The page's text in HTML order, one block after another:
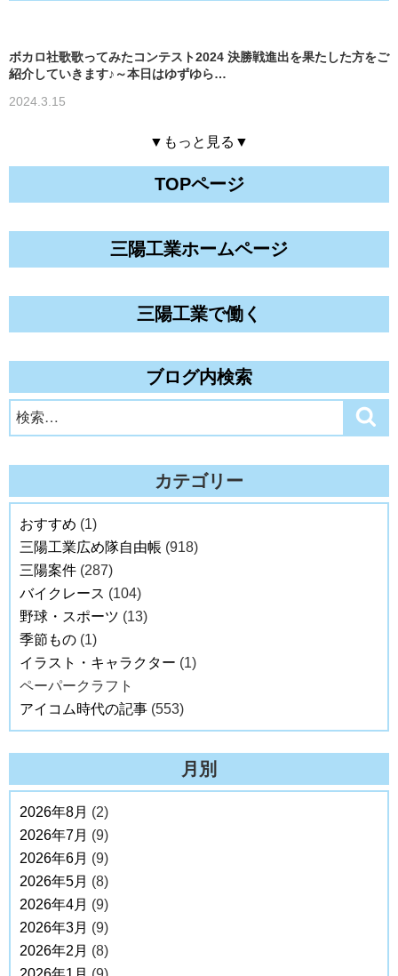
ボカロ社歌歌ってみたコンテスト2024 決勝戦進出を果たした方をご
紹介していきます♪～本日はゆずゆら…
2024.3.15
▼もっと見る▼
TOPページ
三陽工業ホームページ
三陽工業で働く
ブログ内検索
検
索:
カテゴリー
おすすめ (1)
三陽工業広め隊自由帳 (918)
三陽案件 (287)
バイクレース (104)
野球・スポーツ (13)
季節もの (1)
イラスト・キャラクター (1)
ペーパークラフト
アイコム時代の記事 (553)
月別
2026年8月 (2)
2026年7月 (9)
2026年6月 (9)
2026年5月 (8)
2026年4月 (9)
2026年3月 (9)
2026年2月 (8)